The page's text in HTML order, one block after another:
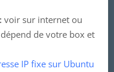
voir sur internet ou
de votre box et
IP fixe sur Ubuntu